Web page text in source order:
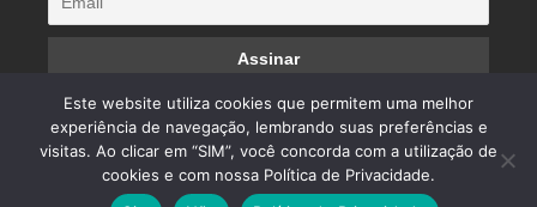
© 2013 Officina da Mente. Todos os direitos reservados.
Desenvolvido porCliqueAqui Comunicação Interativa
Este website utiliza cookies que permitem uma melhor
experiência de navegação, lembrando suas preferências e
visitas. Ao clicar em “SIM”, você concorda com a utilização de
cookies e com nossa Política de Privacidade.